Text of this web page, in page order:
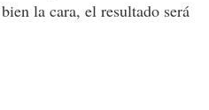
la cara, el resultado será